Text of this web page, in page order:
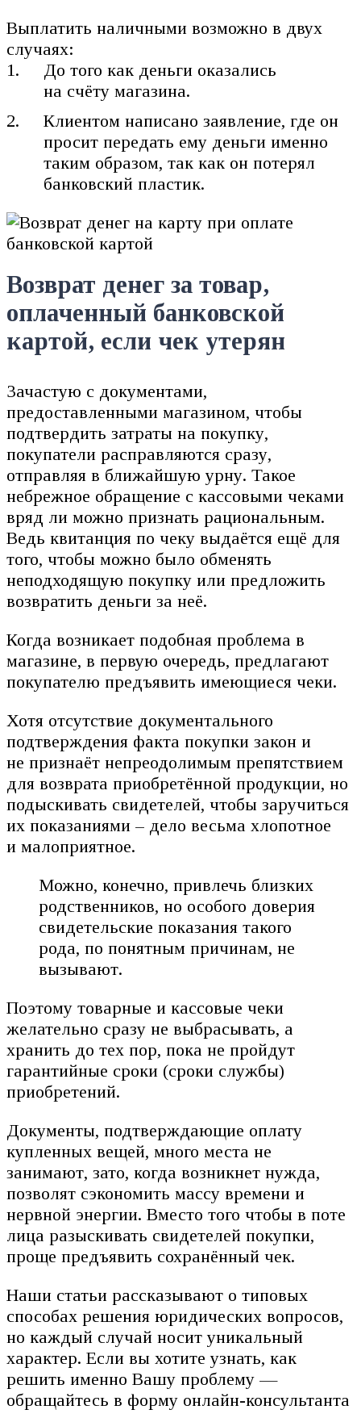
Выплатить наличными возможно в двух
случаях:
До того как деньги оказались
на счёту магазина.
Клиентом написано заявление, где он
просит передать ему деньги именно
таким образом, так как он потерял
банковский пластик.
Возврат денег за товар,
оплаченный банковской
картой, если чек утерян
Зачастую с документами,
предоставленными магазином, чтобы
подтвердить затраты на покупку,
покупатели расправляются сразу,
отправляя в ближайшую урну. Такое
небрежное обращение с кассовыми чеками
вряд ли можно признать рациональным.
Ведь квитанция по чеку выдаётся ещё для
того, чтобы можно было обменять
неподходящую покупку или предложить
возвратить деньги за неё.
Когда возникает подобная проблема в
магазине, в первую очередь, предлагают
покупателю предъявить имеющиеся чеки.
Хотя отсутствие документального
подтверждения факта покупки закон и
не признаёт непреодолимым препятствием
для возврата приобретённой продукции, но
подыскивать свидетелей, чтобы заручиться
их показаниями – дело весьма хлопотное
и малоприятное.
Можно, конечно, привлечь близких
родственников, но особого доверия
свидетельские показания такого
рода, по понятным причинам, не
вызывают.
Поэтому товарные и кассовые чеки
желательно сразу не выбрасывать, а
хранить до тех пор, пока не пройдут
гарантийные сроки (сроки службы)
приобретений.
Документы, подтверждающие оплату
купленных вещей, много места не
занимают, зато, когда возникнет нужда,
позволят сэкономить массу времени и
нервной энергии. Вместо того чтобы в поте
лица разыскивать свидетелей покупки,
проще предъявить сохранённый чек.
Наши статьи рассказывают о типовых
способах решения юридических вопросов,
но каждый случай носит уникальный
характер. Если вы хотите узнать, как
решить именно Вашу проблему —
обращайтесь в форму онлайн-консультанта